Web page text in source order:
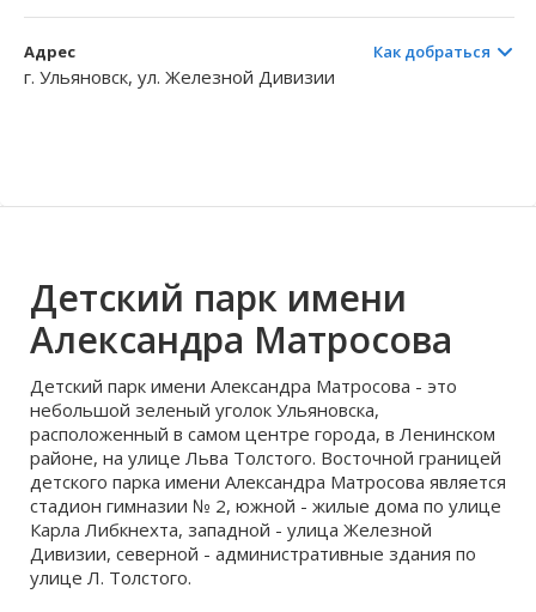
Волгоградская область Иркутская
Кировоградская область Хмельницкая
Восточно-Казахстанская область Северо-
Архангельское Безводовка
Адрес Как добраться
г. Ульяновск, ул. Железной Дивизии
Детский парк имени
Александра Матросова
Детский парк имени Александра Матросова - это
небольшой зеленый уголок Ульяновска,
расположенный в самом центре города, в Ленинском
районе, на улице Льва Толстого. Восточной границей
детского парка имени Александра Матросова является
стадион гимназии № 2, южной - жилые дома по улице
Карла Либкнехта, западной - улица Железной
Дивизии, северной - административные здания по
улице Л. Толстого.